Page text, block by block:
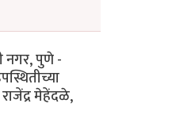
नगर, पुणे -
मेहेंदळे,